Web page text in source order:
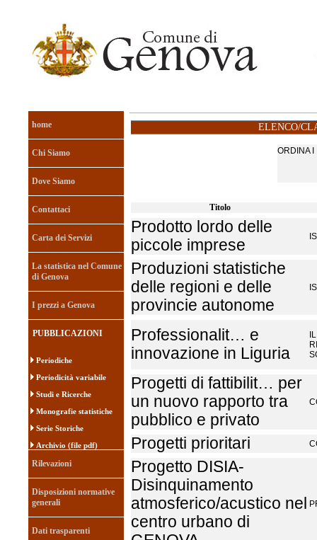
home
Chi Siamo
Dove Siamo
Contattaci
Carta dei Servizi
La statistica nel Comune
di Genova
I prezzi a Genova
PUBBLICAZIONI
Periodiche
Periodicità variabile
Studi e Ricerche
Monografie statistiche
Serie Storiche
Archivio (file pdf)
Rilevazioni
Disposizioni normative
generali
Dati trasparenti
ELENCO/
Titolo
Prodotto lordo delle
piccole imprese
Produzioni statistiche
delle regioni e delle
provincie autonome
Professionalit… e
innovazione in Liguria
Progetti di fattibilit… per
un nuovo rapporto tra
pubblico e privato
Progetti prioritari
Progetto DISIA-
Disinquinamento
atmosferico/acustico nel
centro urbano di